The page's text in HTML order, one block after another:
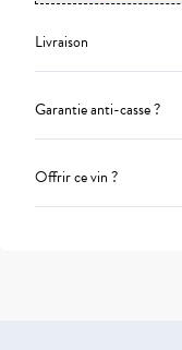
Livraison
Garantie anti-casse ?
Offrir ce vin ?